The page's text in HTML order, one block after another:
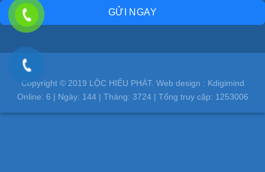
GỬI NGAY
Copyright © 2019 LỘC HIẾU PHÁT. Web design : Kdigimind
Online: 6 | Ngày: 144| Tháng: 3724| Tổng truy cập: 1253006